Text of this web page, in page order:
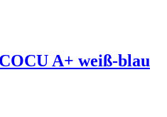
A+ weiß-blau